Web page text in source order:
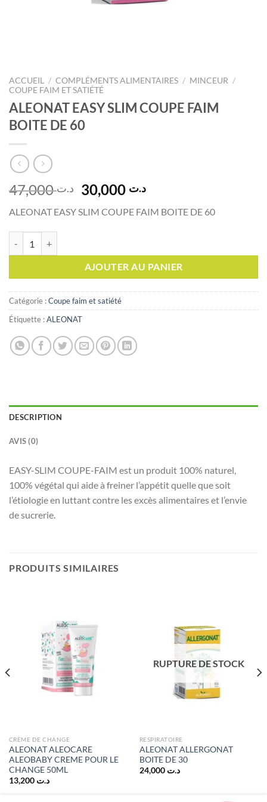
ACCUEIL / COMPLÉMENTS ALIMENTAIRES / MINCEUR /
COUPE FAIM ET SATIÉTÉ
ALEONAT EASY SLIM COUPE FAIM
BOITE DE 60
د.ت47,000
Le
prix
initial
د.تLe
actuel
ALEONAT EASY SLIM COUPE FAIM BOITE DE 60
AJOUTER AU PANIER
Catégorie :Coupe faim et satiété
Étiquette :ALEONAT
DESCRIPTION
AVIS (0)
EASY-SLIM COUPE-FAIM est un produit 100% naturel,
100% végétal qui aide à freiner l’appétit quelle que soit
l’étiologie en luttant contre les excès alimentaires et l’envie
de sucrerie.
PRODUITS SIMILAIRES
CRÈME DE CHANGE
ALEONAT ALEOCARE
ALEOBABY CREME POUR LE
CHANGE 50ML
د.ت 13,200
RUPTURE DE STOCK
RESPIRATOIRE
ALEONAT ALLERGONAT
BOITE DE 30
د.ت 24,000